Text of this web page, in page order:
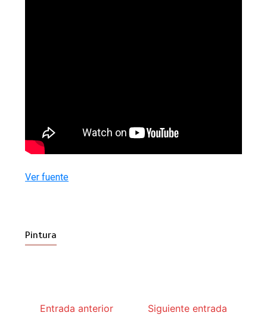
Ver fuente
Pintura
Entrada anterior Siguiente entrada